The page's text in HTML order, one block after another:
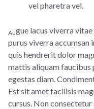
vel pharetra vel.
Augue lacus viverra
purus viverra accumsan
quis hendrerit dolor
mattis aliquam faucibus
egestas diam.
Est sit amet facilisis
cursus. Non consectetur